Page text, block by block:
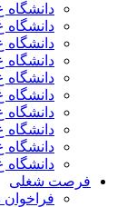
دانشگاه
دانشگاه
دانشگاه
دانشگاه
دانشگاه
دانشگاه
دانشگاه
دانشگاه
دانشگاه
دانشگاه
فرصت شغلی
فراخوان